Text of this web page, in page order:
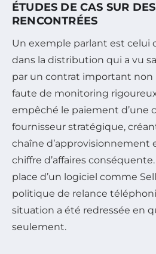
ÉTUDES DE CAS SUR
RENCONTRÉES
Un exemple parlant est celui
dans la distribution qui a vu
par un contrat important non
faute de monitoring
empêché le paiement d’une
fournisseur stratégique,
chaîne d’approvisionnement
chiffre d’affaires
place d’un logiciel comme
politique de relance
situation a été redressée en
seulement.